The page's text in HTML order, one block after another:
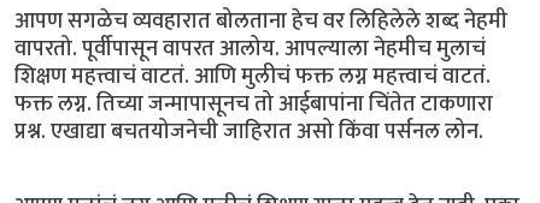
आपण सगळेच व्यवहारात बोलताना हेच वर लिहिलेले शब्द नेहमी
वापरतो. पूर्वीपासून वापरत आलोय. आपल्याला नेहमीच मुलाचं
शिक्षण महत्त्वाचं वाटतं. आणि मुलीचं फक्त लग्न महत्त्वाचं वाटतं.
फक्त लग्न. तिच्या जन्मापासूनच तो आईबापांना चिंतेत टाकणारा
प्रश्न. एखाद्या बचतयोजनेची जाहिरात असो किंवा पर्सनल लोन.